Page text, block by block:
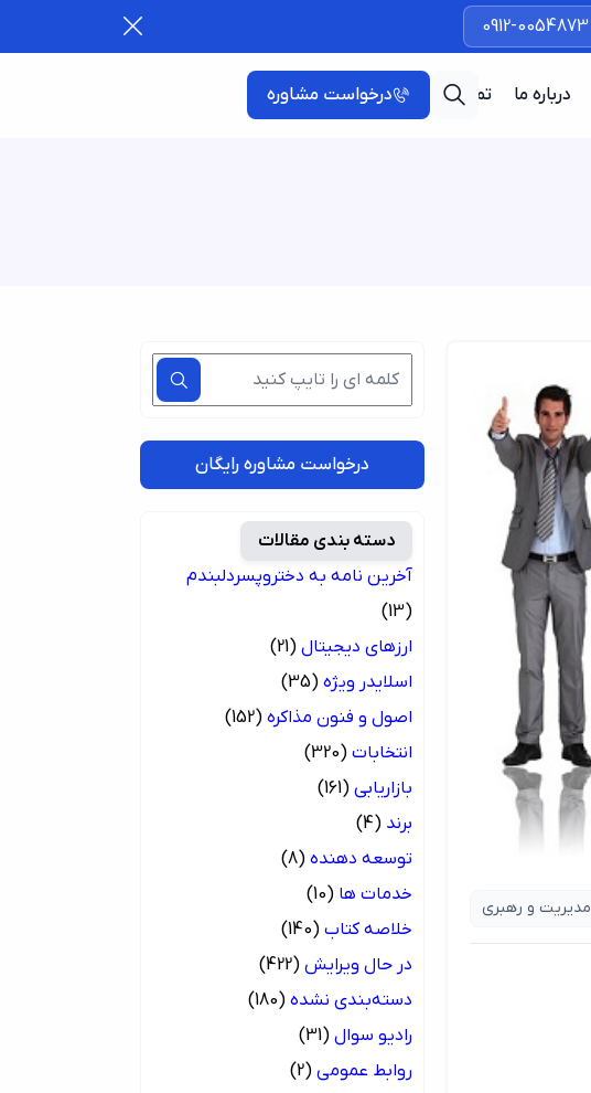
0912-0054873
درباره ما تماس با ما درخواست مشاوره
مدیریت و رهبری
درخواست مشاوره رایگان
دسته بندی مقالات
آخرین نامه به دختروپسردلبندم
(13)
ارزهای دیجیتال (21)
اسلایدر ویژه (35)
اصول و فنون مذاکره (152)
انتخابات (320)
بازاریابی (161)
برند (4)
توسعه دهنده (8)
خدمات ها (10)
خلاصه کتاب (140)
در حال ویرایش (422)
دسته‌بندی نشده (180)
رادیو سوال (31)
روابط عمومی (2)